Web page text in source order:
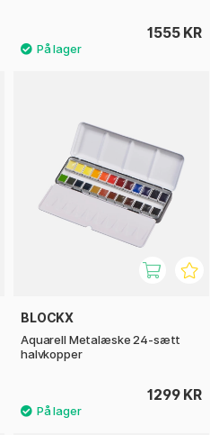
1555 KR
BLOCKX
Aquarell Metalæske 24-sætt
halvkopper
1299 KR